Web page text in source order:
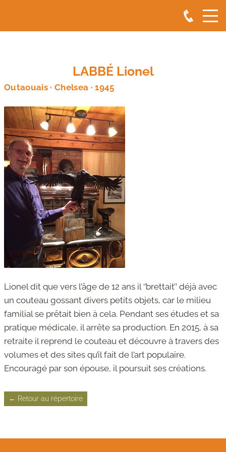
LABBÉ Lionel
Outaouais · Chelsea · 1945
Lionel dit que vers l’âge de 12 ans il ‘’brettait’’ déjà avec
un couteau gossant divers petits objets, car le milieu
familial se prêtait bien à cela. Pendant ses études et sa
pratique médicale, il arrête sa production. En 2015, à sa
retraite il reprend le couteau et découvre à travers des
volumes et des sites qu’il fait de l’art populaire.
Encouragé par son épouse, il poursuit ses créations.
← Retour au répertoire